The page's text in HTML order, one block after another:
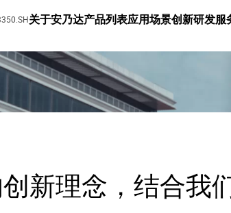
关于安乃达产品列表应用场景创新研发服
新理念，结合我